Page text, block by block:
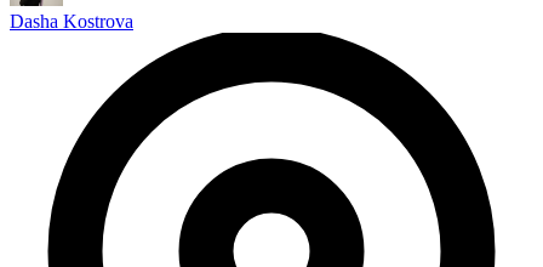
Dasha Kostrova